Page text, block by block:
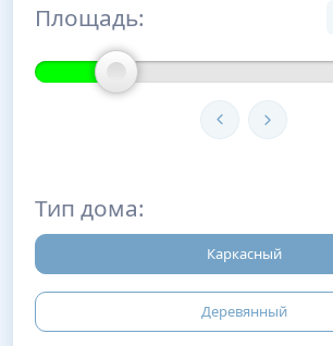
Площадь:
Тип дома:
Каркасный
Деревянный